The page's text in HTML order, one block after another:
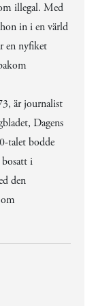
illegal. Med
in i en värld
en nyfiket
är journalist
Dagens
talet bodde
i
den